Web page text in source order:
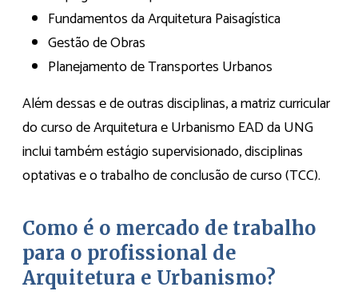
Fundamentos da Arquitetura Paisagística
Gestão de Obras
Planejamento de Transportes Urbanos
Além dessas e de outras disciplinas, a matriz curricular
do curso de Arquitetura e Urbanismo EAD da UNG
inclui também estágio supervisionado, disciplinas
optativas e o trabalho de conclusão de curso (TCC).
Como é o mercado de trabalho
para o profissional de
Arquitetura e Urbanismo?